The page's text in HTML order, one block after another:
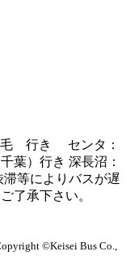
毛 行き センタ：
葉）行き 深長沼：
等によりバスが遅
了承下さい。
©Keisei Bus Co.,